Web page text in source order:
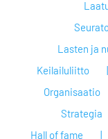
Lasten ja
Keilailuliitto
Organisaatio
Strategia
Hall of fame